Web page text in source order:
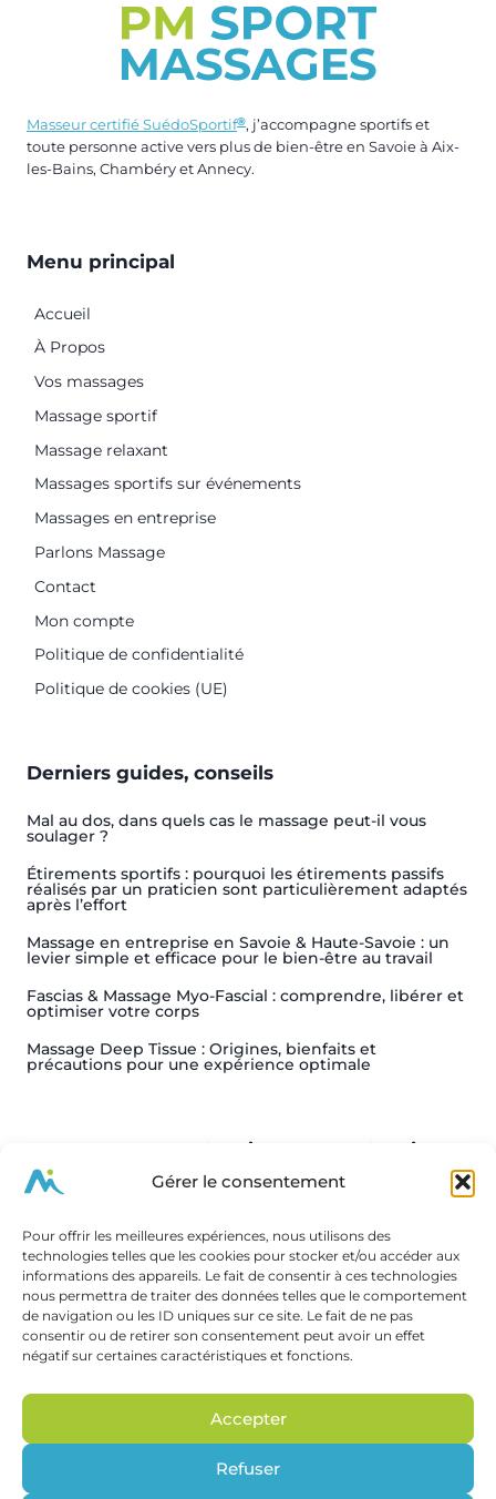
Gérer le consentement
Pour offrir les meilleures expériences, nous utilisons des
technologies telles que les cookies pour stocker et/ou accéder aux
informations des appareils. Le fait de consentir à ces technologies
nous permettra de traiter des données telles que le comportement
de navigation ou les ID uniques sur ce site. Le fait de ne pas
consentir ou de retirer son consentement peut avoir un effet
négatif sur certaines caractéristiques et fonctions.
Accepter
Refuser
Masseur certifié SuédoSportif®, j’accompagne sportifs et
toute personne active vers plus de bien-être en Savoie à Aix-
les-Bains, Chambéry et Annecy.
Menu principal
Accueil
À Propos
Vos massages
Massage sportif
Massage relaxant
Massages sportifs sur événements
Massages en entreprise
Parlons Massage
Contact
Mon compte
Politique de confidentialité
Politique de cookies (UE)
Derniers guides, conseils
Mal au dos, dans quels cas le massage peut-il vous
soulager ?
Étirements sportifs : pourquoi les étirements passifs
réalisés par un praticien sont particulièrement adaptés
après l’effort
Massage en entreprise en Savoie & Haute-Savoie : un
levier simple et efficace pour le bien-être au travail
Fascias & Massage Myo-Fascial : comprendre, libérer et
optimiser votre corps
Massage Deep Tissue : Origines, bienfaits et
précautions pour une expérience optimale
Vos massages en Savoie et Haute-Savoie
Vos massages à Chambéry
Vos massages à Annecy
Vos massages à Rumilly
Vos massages en Savoie
à une consultation médicale ou à des séances
Cette complémentarité peut être recommandée.